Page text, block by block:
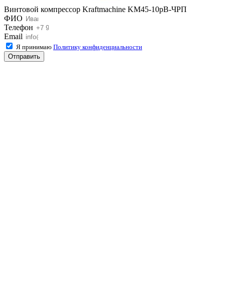
Винтовой компрессор Kraftmaсhine KM45-10рВ-ЧРП
ФИО
Телефон
Email
Я принимаю Политику конфиденциальности
Отправить